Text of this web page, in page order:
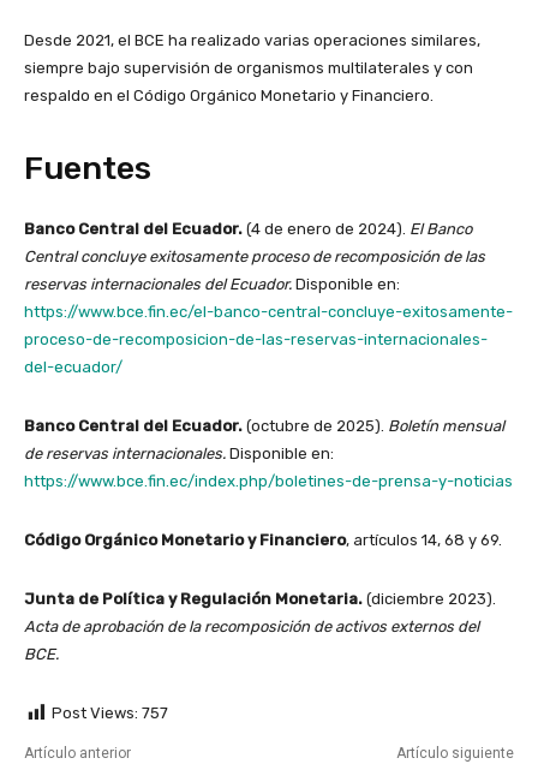
Desde 2021, el BCE ha realizado varias operaciones similares,
siempre bajo supervisión de organismos multilaterales y con
respaldo en el Código Orgánico Monetario y Financiero.
Fuentes
Banco Central del Ecuador. (4 de enero de 2024). El Banco
Central concluye exitosamente proceso de recomposición de las
reservas internacionales del Ecuador. Disponible en:
https://www.bce.fin.ec/el-banco-central-concluye-exitosamente-
proceso-de-recomposicion-de-las-reservas-internacionales-
del-ecuador/
Banco Central del Ecuador. (octubre de 2025). Boletín mensual
de reservas internacionales. Disponible en:
https://www.bce.fin.ec/index.php/boletines-de-prensa-y-noticias
Código Orgánico Monetario y Financiero, artículos 14, 68 y 69.
Junta de Política y Regulación Monetaria. (diciembre 2023).
Acta de aprobación de la recomposición de activos externos del
BCE.
Post Views: 757
Artículo anterior Artículo siguiente